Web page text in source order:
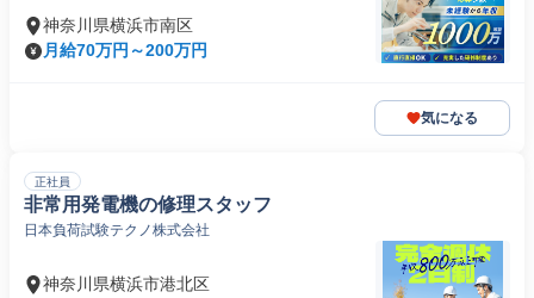
神奈川県横浜市南区
月給70万円～200万円
気になる
正社員
非常用発電機の修理スタッフ
日本負荷試験テクノ株式会社
神奈川県横浜市港北区